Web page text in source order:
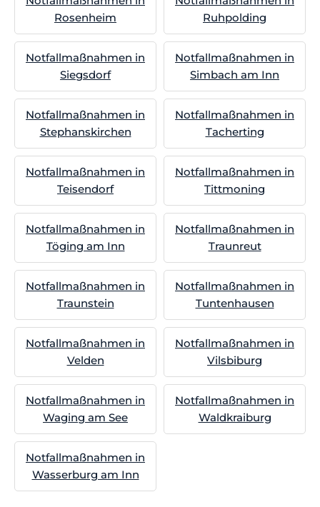
Rosenheim
Ruhpolding
Notfallmaßnahmen in
Siegsdorf
Notfallmaßnahmen in
Simbach am Inn
Notfallmaßnahmen in
Stephanskirchen
Notfallmaßnahmen in
Tacherting
Notfallmaßnahmen in
Teisendorf
Notfallmaßnahmen in
Tittmoning
Notfallmaßnahmen in
Töging am Inn
Notfallmaßnahmen in
Traunreut
Notfallmaßnahmen in
Traunstein
Notfallmaßnahmen in
Tuntenhausen
Notfallmaßnahmen in
Velden
Notfallmaßnahmen in
Vilsbiburg
Notfallmaßnahmen in
Waging am See
Notfallmaßnahmen in
Waldkraiburg
Notfallmaßnahmen in
Wasserburg am Inn